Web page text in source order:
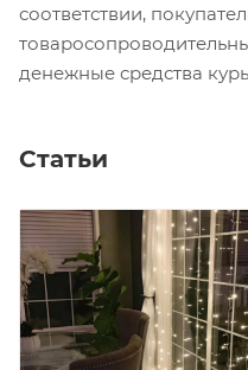
соответствии,
денежные средства
Статьи